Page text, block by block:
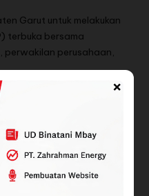
×
Garut untuk melakukan
terbuka bersama
perwakilan perusahaan,
sampaikan sebagai bentuk
keadilan dari
dijadikan penonton di
serius dari Bapak/Ibu,